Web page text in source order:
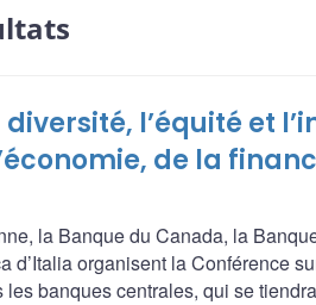
l’équité et
de la
la Banque du Canada, la
d’Italia organisent la Conférence
banques centrales, qui se